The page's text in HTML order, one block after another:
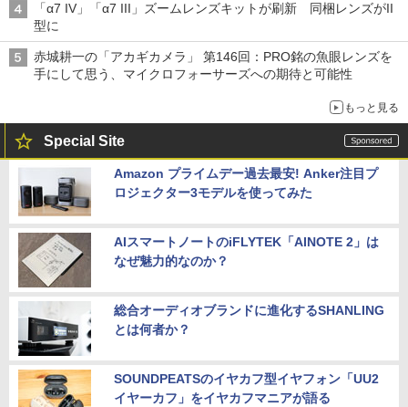
「α7 IV」「α7 III」ズームレンズキットが刷新 同梱レンズがII
型に
赤城耕一の「アカギカメラ」 第146回：PRO銘の魚眼レンズを
手にして思う、マイクロフォーサーズへの期待と可能性
もっと見る
Special Site
Amazon プライムデー過去最安! Anker注目プ
ロジェクター3モデルを使ってみた
AIスマートノートのiFLYTEK「AINOTE 2」は
なぜ魅力的なのか？
総合オーディオブランドに進化するSHANLING
とは何者か？
SOUNDPEATSのイヤカフ型イヤフォン「UU2
イヤーカフ」をイヤカフマニアが語る